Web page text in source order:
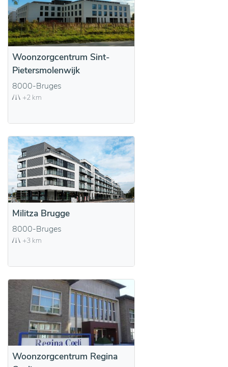
Woonzorgcentrum Sint-
Pietersmolenwijk
8000-Bruges
+2 km
Militza Brugge
8000-Bruges
+3 km
Woonzorgcentrum Regina